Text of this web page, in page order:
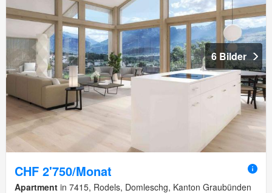
6 Bilder
CHF 2'750/Monat
Apartment in 7415, Rodels, Domleschg, Kanton Graubünden